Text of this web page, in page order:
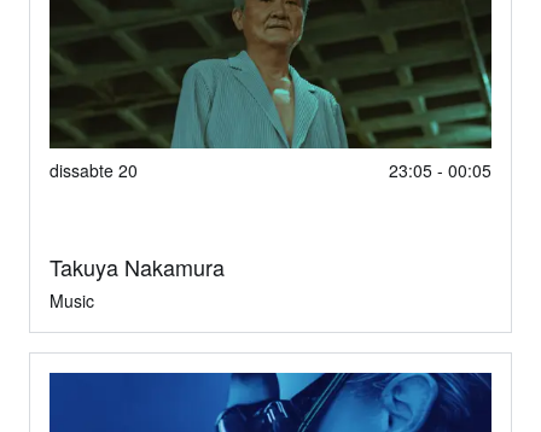
dissabte 20 23:05 - 00:05
Takuya Nakamura
Music